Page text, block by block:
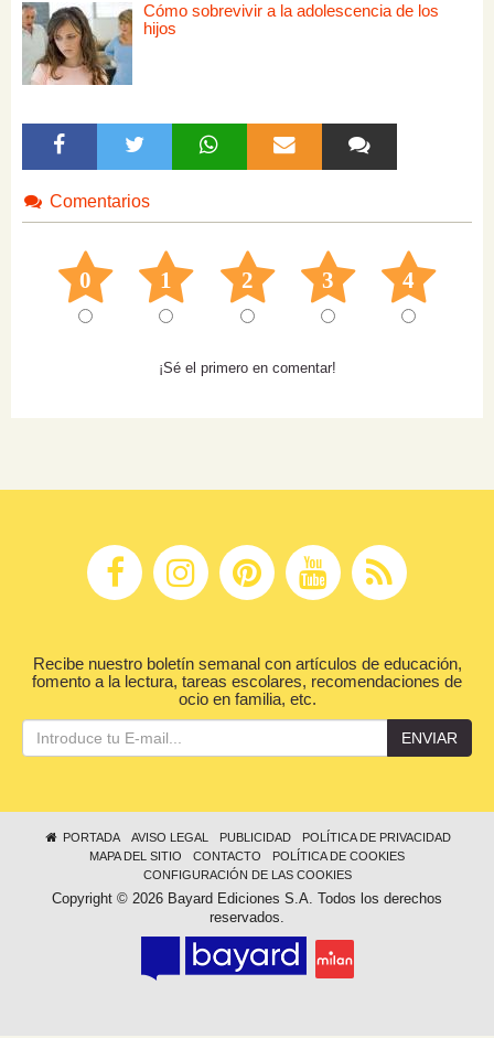
Cómo sobrevivir a la adolescencia de los
hijos
Comentarios
0 1 2 3 4
¡Sé el primero en comentar!
Recibe nuestro boletín semanal con artículos de educación,
fomento a la lectura, tareas escolares, recomendaciones de
ocio en familia, etc.
ENVIAR
PORTADA AVISO LEGAL PUBLICIDAD
POLÍTICA DE PRIVACIDAD
MAPA DEL SITIO
CONTACTO
POLÍTICA DE COOKIES
CONFIGURACIÓN DE LAS COOKIES
Copyright © 2026 Bayard Ediciones S.A. Todos los derechos
reservados.